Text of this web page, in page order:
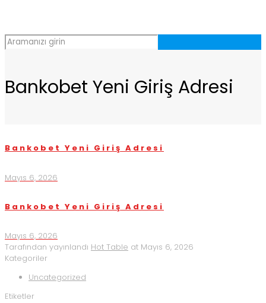
Bankobet Yeni Giriş Adresi
Bankobet Yeni Giriş Adresi
Mayıs 6, 2026
Bankobet Yeni Giriş Adresi
Mayıs 6, 2026
Tarafından yayınlandı Hot Table at Mayıs 6, 2026
Kategoriler
Uncategorized
Etiketler